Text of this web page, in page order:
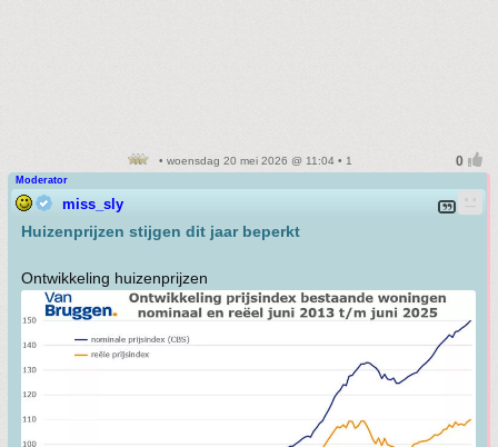
• woensdag 20 mei 2026 @ 11:04 • 1
Moderator
miss_sly
Huizenprijzen stijgen dit jaar beperkt
Ontwikkeling huizenprijzen